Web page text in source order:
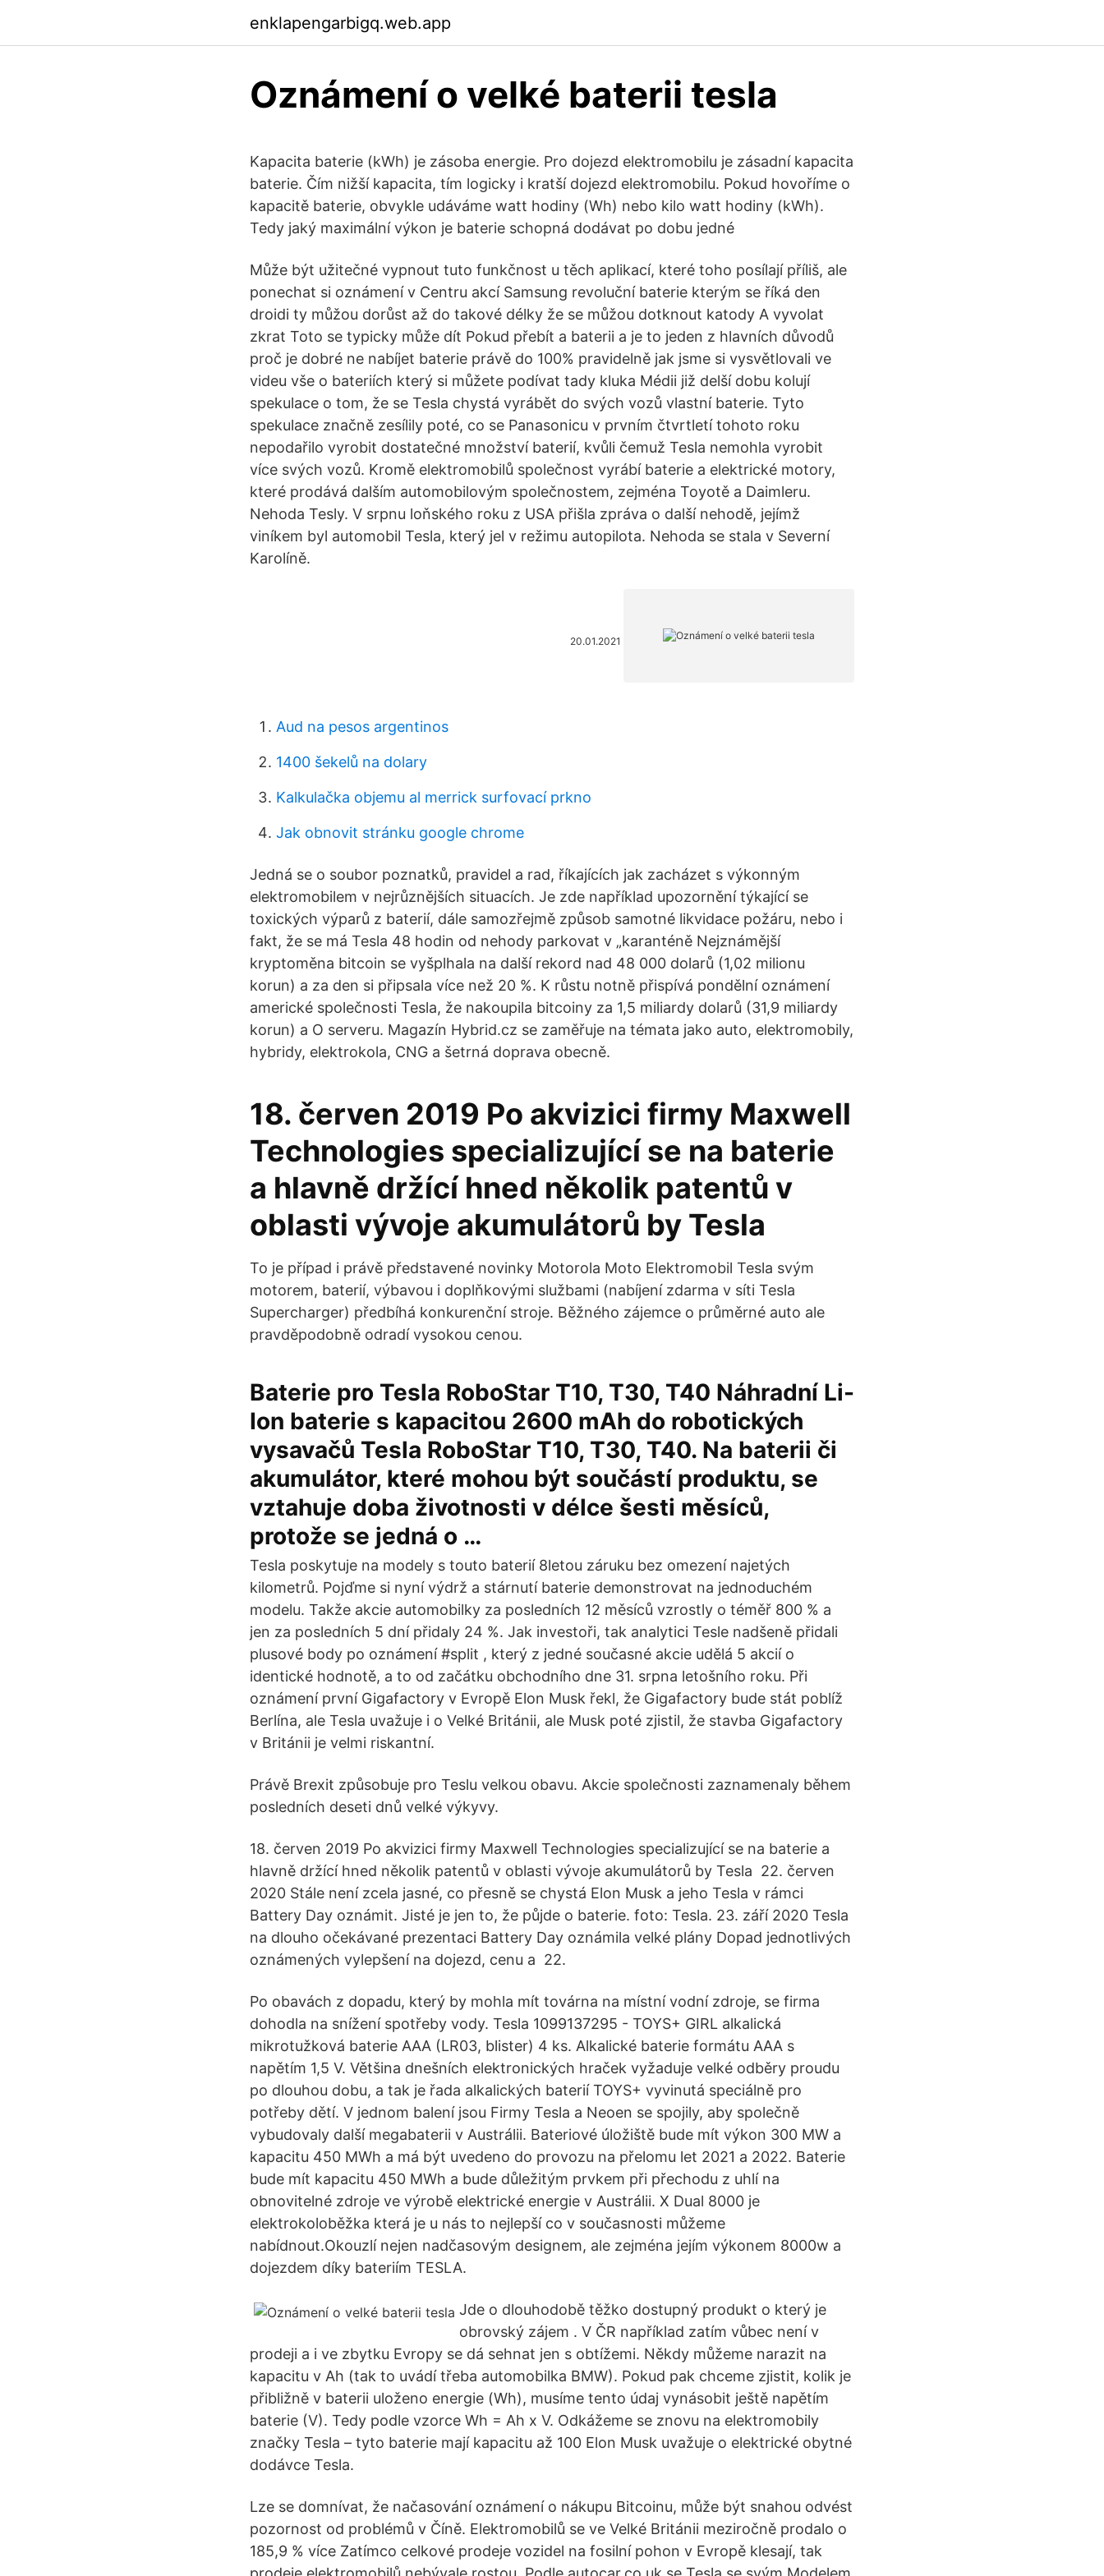
enklapengarbigq.web.app
Oznámení o velké baterii tesla
Kapacita baterie (kWh) je zásoba energie. Pro dojezd elektromobilu je zásadní kapacita
baterie. Čím nižší kapacita, tím logicky i kratší dojezd elektromobilu. Pokud hovoříme o
kapacitě baterie, obvykle udáváme watt hodiny (Wh) nebo kilo watt hodiny (kWh).
Tedy jaký maximální výkon je baterie schopná dodávat po dobu jedné
Může být užitečné vypnout tuto funkčnost u těch aplikací, které toho posílají příliš, ale
ponechat si oznámení v Centru akcí Samsung revoluční baterie kterým se říká den
droidi ty můžou dorůst až do takové délky že se můžou dotknout katody A vyvolat
zkrat Toto se typicky může dít Pokud přebít a baterii a je to jeden z hlavních důvodů
proč je dobré ne nabíjet baterie právě do 100% pravidelně jak jsme si vysvětlovali ve
videu vše o bateriích který si můžete podívat tady kluka Médii již delší dobu kolují
spekulace o tom, že se Tesla chystá vyrábět do svých vozů vlastní baterie. Tyto
spekulace značně zesílily poté, co se Panasonicu v prvním čtvrtletí tohoto roku
nepodařilo vyrobit dostatečné množství baterií, kvůli čemuž Tesla nemohla vyrobit
více svých vozů. Kromě elektromobilů společnost vyrábí baterie a elektrické motory,
které prodává dalším automobilovým společnostem, zejména Toyotě a Daimleru.
Nehoda Tesly. V srpnu loňského roku z USA přišla zpráva o další nehodě, jejímž
viníkem byl automobil Tesla, který jel v režimu autopilota. Nehoda se stala v Severní
Karolíně.
20.01.2021
Aud na pesos argentinos
1400 šekelů na dolary
Kalkulačka objemu al merrick surfovací prkno
Jak obnovit stránku google chrome
Jedná se o soubor poznatků, pravidel a rad, říkajících jak zacházet s výkonným
elektromobilem v nejrůznějších situacích. Je zde například upozornění týkající se
toxických výparů z baterií, dále samozřejmě způsob samotné likvidace požáru, nebo i
fakt, že se má Tesla 48 hodin od nehody parkovat v „karanténě Nejznámější
kryptoměna bitcoin se vyšplhala na další rekord nad 48 000 dolarů (1,02 milionu
korun) a za den si připsala více než 20 %. K růstu notně přispívá pondělní oznámení
americké společnosti Tesla, že nakoupila bitcoiny za 1,5 miliardy dolarů (31,9 miliardy
korun) a O serveru. Magazín Hybrid.cz se zaměřuje na témata jako auto, elektromobily,
hybridy, elektrokola, CNG a šetrná doprava obecně.
18. červen 2019 Po akvizici firmy Maxwell
Technologies specializující se na baterie
a hlavně držící hned několik patentů v
oblasti vývoje akumulátorů by Tesla
To je případ i právě představené novinky Motorola Moto Elektromobil Tesla svým
motorem, baterií, výbavou i doplňkovými službami (nabíjení zdarma v síti Tesla
Supercharger) předbíhá konkurenční stroje. Běžného zájemce o průměrné auto ale
pravděpodobně odradí vysokou cenou.
Baterie pro Tesla RoboStar T10, T30, T40 Náhradní Li-
Ion baterie s kapacitou 2600 mAh do robotických
vysavačů Tesla RoboStar T10, T30, T40. Na baterii či
akumulátor, které mohou být součástí produktu, se
vztahuje doba životnosti v délce šesti měsíců,
protože se jedná o …
Tesla poskytuje na modely s touto baterií 8letou záruku bez omezení najetých
kilometrů. Pojďme si nyní výdrž a stárnutí baterie demonstrovat na jednoduchém
modelu. Takže akcie automobilky za posledních 12 měsíců vzrostly o téměř 800 % a
jen za posledních 5 dní přidaly 24 %. Jak investoři, tak analytici Tesle nadšeně přidali
plusové body po oznámení #split , který z jedné současné akcie udělá 5 akcií o
identické hodnotě, a to od začátku obchodního dne 31. srpna letošního roku. Při
oznámení první Gigafactory v Evropě Elon Musk řekl, že Gigafactory bude stát poblíž
Berlína, ale Tesla uvažuje i o Velké Británii, ale Musk poté zjistil, že stavba Gigafactory
v Británii je velmi riskantní.
Právě Brexit způsobuje pro Teslu velkou obavu. Akcie společnosti zaznamenaly během
posledních deseti dnů velké výkyvy.
18. červen 2019 Po akvizici firmy Maxwell Technologies specializující se na baterie a
hlavně držící hned několik patentů v oblasti vývoje akumulátorů by Tesla 22. červen
2020 Stále není zcela jasné, co přesně se chystá Elon Musk a jeho Tesla v rámci
Battery Day oznámit. Jisté je jen to, že půjde o baterie. foto: Tesla. 23. září 2020 Tesla
na dlouho očekávané prezentaci Battery Day oznámila velké plány Dopad jednotlivých
oznámených vylepšení na dojezd, cenu a 22.
Po obavách z dopadu, který by mohla mít továrna na místní vodní zdroje, se firma
dohodla na snížení spotřeby vody. Tesla 1099137295 - TOYS+ GIRL alkalická
mikrotužková baterie AAA (LR03, blister) 4 ks. Alkalické baterie formátu AAA s
napětím 1,5 V. Většina dnešních elektronických hraček vyžaduje velké odběry proudu
po dlouhou dobu, a tak je řada alkalických baterií TOYS+ vyvinutá speciálně pro
potřeby dětí. V jednom balení jsou Firmy Tesla a Neoen se spojily, aby společně
vybudovaly další megabaterii v Austrálii. Bateriové úložiště bude mít výkon 300 MW a
kapacitu 450 MWh a má být uvedeno do provozu na přelomu let 2021 a 2022. Baterie
bude mít kapacitu 450 MWh a bude důležitým prvkem při přechodu z uhlí na
obnovitelné zdroje ve výrobě elektrické energie v Austrálii. X Dual 8000 je
elektrokoloběžka která je u nás to nejlepší co v současnosti můžeme
nabídnout.Okouzlí nejen nadčasovým designem, ale zejména jejím výkonem 8000w a
dojezdem díky bateriím TESLA.
Jde o dlouhodobě těžko dostupný produkt o který je
obrovský zájem . V ČR například zatím vůbec není v
prodeji a i ve zbytku Evropy se dá sehnat jen s obtížemi. Někdy můžeme narazit na
kapacitu v Ah (tak to uvádí třeba automobilka BMW). Pokud pak chceme zjistit, kolik je
přibližně v baterii uloženo energie (Wh), musíme tento údaj vynásobit ještě napětím
baterie (V). Tedy podle vzorce Wh = Ah x V. Odkážeme se znovu na elektromobily
značky Tesla – tyto baterie mají kapacitu až 100 Elon Musk uvažuje o elektrické obytné
dodávce Tesla.
Lze se domnívat, že načasování oznámení o nákupu Bitcoinu, může být snahou odvést
pozornost od problémů v Číně. Elektromobilů se ve Velké Británii meziročně prodalo o
185,9 % více Zatímco celkové prodeje vozidel na fosilní pohon v Evropě klesají, tak